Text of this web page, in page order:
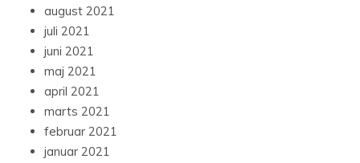
august 2021
juli 2021
juni 2021
maj 2021
april 2021
marts 2021
februar 2021
januar 2021